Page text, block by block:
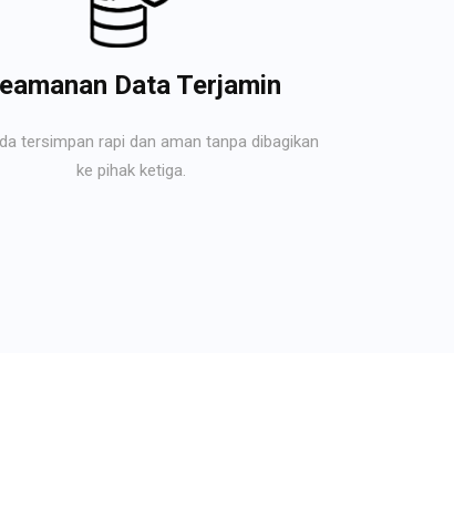
Data Terjamin
tersimpan rapi dan aman tanpa dibagikan
ke pihak ketiga.